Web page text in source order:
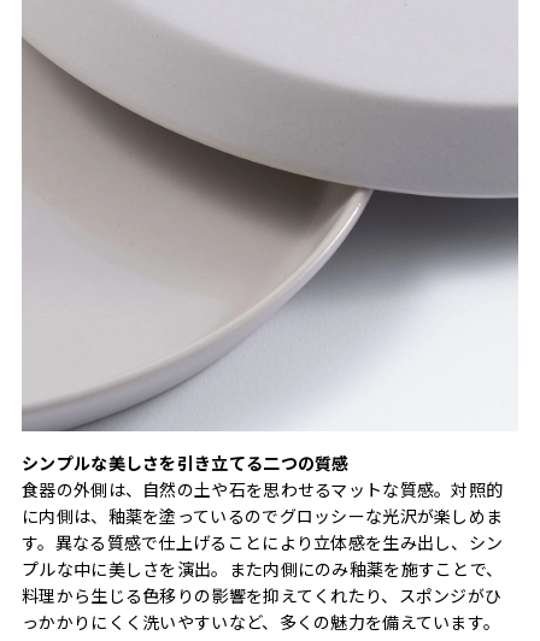
シンプルな美しさを引き立てる二つの質感
食器の外側は、自然の土や石を思わせるマットな質感。対照的
に内側は、釉薬を塗っているのでグロッシーな光沢が楽しめま
す。異なる質感で仕上げることにより立体感を生み出し、シン
プルな中に美しさを演出。また内側にのみ釉薬を施すことで、
料理から生じる色移りの影響を抑えてくれたり、スポンジがひ
っかかりにくく洗いやすいなど、多くの魅力を備えています。